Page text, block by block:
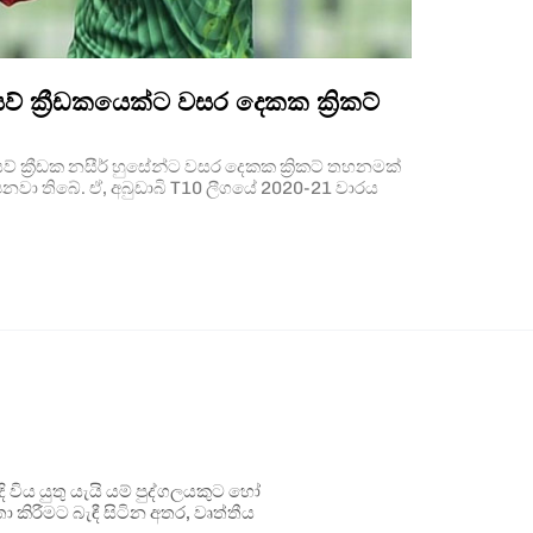
ක්‍රීඩකයෙක්ට වසර දෙකක ක්‍රිකට්
ක්‍රීඩක නසීර් හුසේන්ට වසර දෙකක ක්‍රිකට් තහනමක්
තිබේ. ඒ, අබුඩාබි T10 ලීගයේ 2020-21 වාරය
යුතු යැයි යම් පුද්ගලයකුට හෝ
කිරීමට බැඳී සිටින අතර, වෘත්තීය